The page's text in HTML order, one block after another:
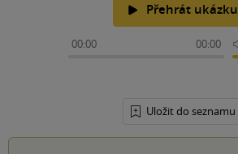
Přehrát ukázku
00:00 00:00
Uložit do seznamu